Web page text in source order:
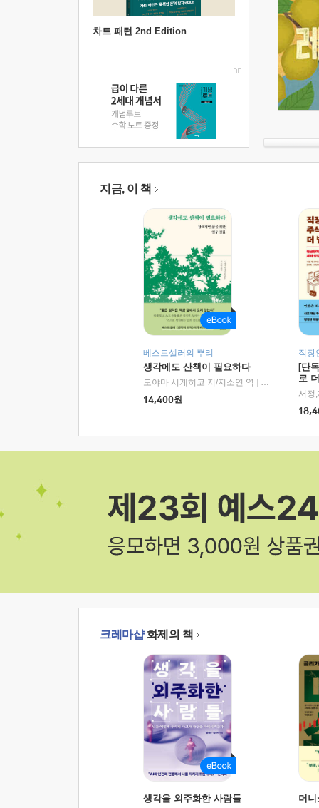
차트 패턴 2nd Edition
지금, 이 책
베스트셀러의 뿌리
생각에도 산책이 필요하다
도야마 시게히코 저/지소연 역
알에이치코리
14,400원
직장
[단
로
크레마샵화제의 책
생각을 외주화한 사람들 머